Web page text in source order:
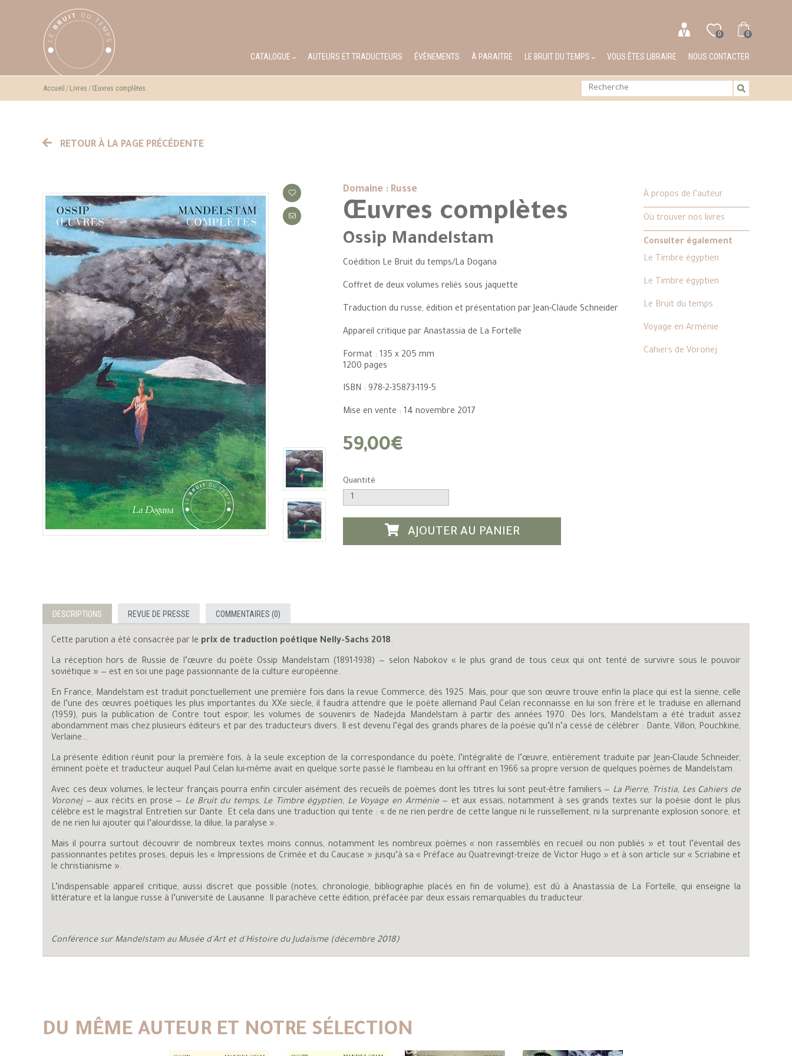
0 0
CATALOGUE AUTEURS ET TRADUCTEURS ÉVÈNEMENTS À PARAITRE LE BRUIT DU TEMPS VOUS ÊTES LIBRAIRE NOUS CONTACTER
Accueil Livres Œuvres complètes
RETOUR À LA PAGE PRÉCÉDENTE
Domaine : Russe
Œuvres complètes
Ossip Mandelstam
Coédition Le Bruit du temps/La Dogana
Coffret de deux volumes reliés sous jaquette
Traduction du russe, édition et présentation par Jean-Claude Schneider
Appareil critique par Anastassia de La Fortelle
Format : 135 x 205 mm
1200 pages
ISBN : 978-2-35873-119-5
Mise en vente : 14 novembre 2017
59,00€
Quantité
AJOUTER AU PANIER
À propos de l’auteur
Où trouver nos livres
Consulter également
Le Timbre égyptien
Le Timbre égyptien
Le Bruit du temps
Voyage en Arménie
Cahiers de Voronej
DESCRIPTIONS REVUE DE PRESSE COMMENTAIRES (0)
Cette parution a été consacrée par le prix de traduction poétique Nelly-Sachs 2018.
La réception hors de Russie de l’œuvre du poète Ossip Mandelstam (1891-1938) — selon Nabokov « le plus grand de tous ceux qui ont tenté de survivre sous le pouvoir
soviétique » — est en soi une page passionnante de la culture européenne.
En France, Mandelstam est traduit ponctuellement une première fois dans la revue Commerce, dès 1925. Mais, pour que son œuvre trouve enfin la place qui est la sienne, celle
de l’une des œuvres poétiques les plus importantes du XXe siècle, il faudra attendre que le poète allemand Paul Celan reconnaisse en lui son frère et le traduise en allemand
(1959), puis la publication de Contre tout espoir, les volumes de souvenirs de Nadejda Mandelstam à partir des années 1970. Dès lors, Mandelstam a été traduit assez
abondamment mais chez plusieurs éditeurs et par des traducteurs divers. Il est devenu l’égal des grands phares de la poésie qu’il n’a cessé de célébrer : Dante, Villon, Pouchkine,
Verlaine…
La présente édition réunit pour la première fois, à la seule exception de la correspondance du poète, l’intégralité de l’œuvre, entièrement traduite par Jean-Claude Schneider,
éminent poète et traducteur auquel Paul Celan lui-même avait en quelque sorte passé le flambeau en lui offrant en 1966 sa propre version de quelques poèmes de Mandelstam.
Avec ces deux volumes, le lecteur français pourra enfin circuler aisément des recueils de poèmes dont les titres lui sont peut-être familiers — La Pierre, Tristia, Les Cahiers de
Voronej — aux récits en prose — Le Bruit du temps, Le Timbre égyptien, Le Voyage en Arménie— et aux essais, notamment à ses grands textes sur la poésie dont le plus
célèbre est le magistral Entretien sur Dante. Et cela dans une traduction qui tente : « de ne rien perdre de cette langue ni le ruissellement, ni la surprenante explosion sonore, et
de ne rien lui ajouter qui l’alourdisse, la dilue, la paralyse ».
Mais il pourra surtout découvrir de nombreux textes moins connus, notamment les nombreux poèmes « non rassemblés en recueil ou non publiés » et tout l’éventail des
passionnantes petites proses, depuis les « Impressions de Crimée et du Caucase » jusqu’à sa « Préface au Quatrevingt-treize de Victor Hugo » et à son article sur « Scriabine et
le christianisme ».
L’indispensable appareil critique, aussi discret que possible (notes, chronologie, bibliographie placés en fin de volume), est dû à Anastassia de La Fortelle, qui enseigne la
littérature et la langue russe à l’université de Lausanne. Il parachève cette édition, préfacée par deux essais remarquables du traducteur.
Conférence sur Mandelstam au Musée d'Art et d'Histoire du Judaïsme (décembre 2018)
DU MÊME AUTEUR ET NOTRE SÉLECTION